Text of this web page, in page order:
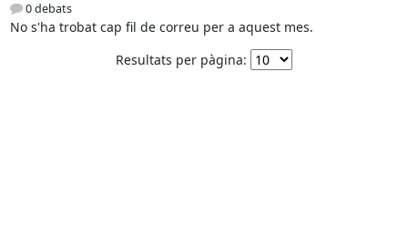
0 debats
No s'ha trobat cap fil de correu per a aquest mes.
Resultats per pàgina: